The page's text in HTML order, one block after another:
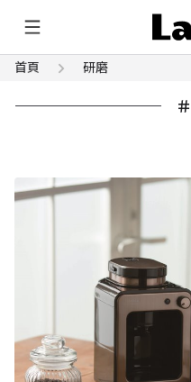
首頁 研磨